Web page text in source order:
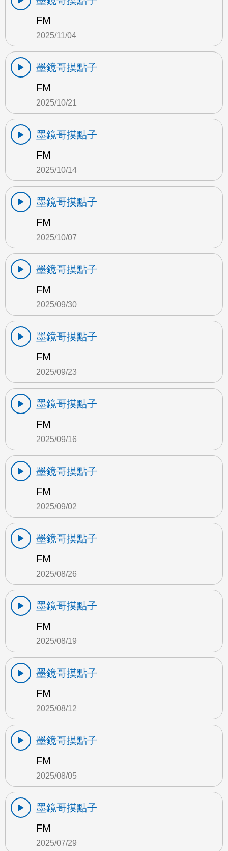
FM
2025/11/04
墨鏡哥摸點子
FM
2025/10/21
墨鏡哥摸點子
FM
2025/10/14
墨鏡哥摸點子
FM
2025/10/07
墨鏡哥摸點子
FM
2025/09/30
墨鏡哥摸點子
FM
2025/09/23
墨鏡哥摸點子
FM
2025/09/16
墨鏡哥摸點子
FM
2025/09/02
墨鏡哥摸點子
FM
2025/08/26
墨鏡哥摸點子
FM
2025/08/19
墨鏡哥摸點子
FM
2025/08/12
墨鏡哥摸點子
FM
2025/08/05
墨鏡哥摸點子
FM
2025/07/29